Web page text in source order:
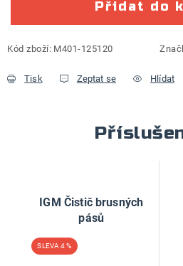
Přidat do
Kód zboží: M401-125120
Tisk Zeptat se Hlídat
IGM Čistič brusných
pásů
4 %